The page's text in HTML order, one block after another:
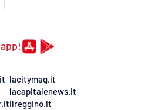
lacitymag.it
lacapitalenews.it
ilreggino.it